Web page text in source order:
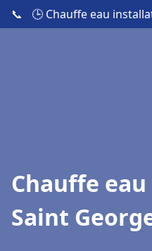
📞 🕒 Chauffe eau
Chauffe
Saint